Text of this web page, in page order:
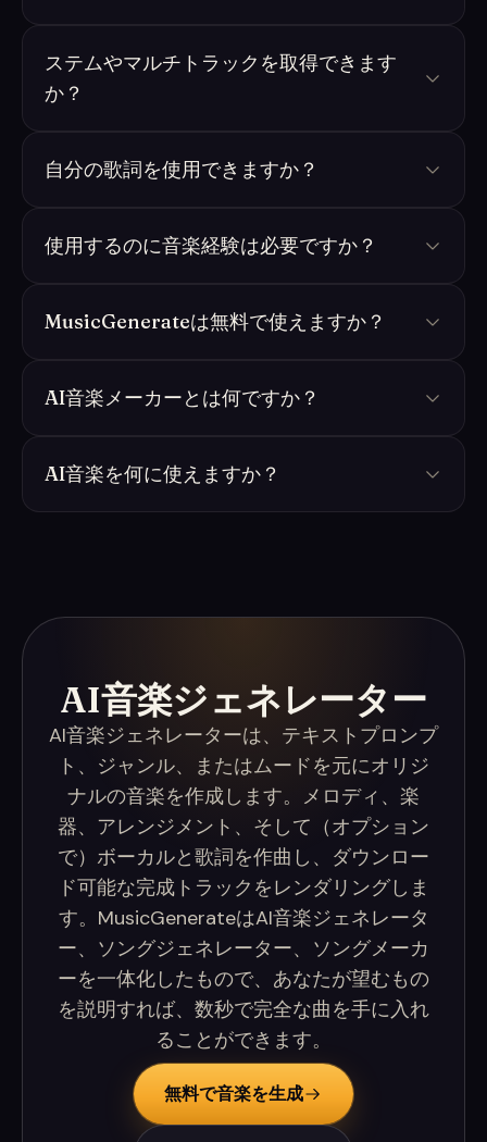
ステムやマルチトラックを取得できます
か？
自分の歌詞を使用できますか？
使用するのに音楽経験は必要ですか？
MusicGenerateは無料で使えますか？
AI音楽メーカーとは何ですか？
AI音楽を何に使えますか？
AI音楽ジェネレーター
AI音楽ジェネレーターは、テキストプロンプ
ト、ジャンル、またはムードを元にオリジ
ナルの音楽を作成します。メロディ、楽
器、アレンジメント、そして（オプション
で）ボーカルと歌詞を作曲し、ダウンロー
ド可能な完成トラックをレンダリングしま
す。MusicGenerateはAI音楽ジェネレータ
ー、ソングジェネレーター、ソングメーカ
ーを一体化したもので、あなたが望むもの
を説明すれば、数秒で完全な曲を手に入れ
ることができます。
無料で音楽を生成